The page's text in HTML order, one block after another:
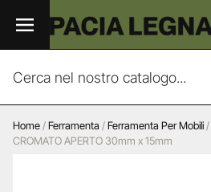
Home/Ferramenta /Ferramenta Per Mobili/
CROMATO APERTO 30mm x 15mm